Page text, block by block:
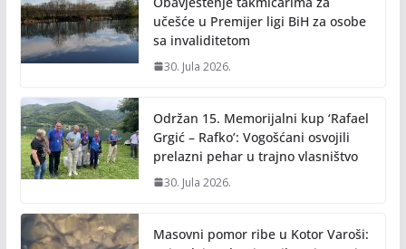
učešće u Premijer ligi BiH za osobe
sa invaliditetom
30. Jula 2026.
Održan 15. Memorijalni kup ‘Rafael
Grgić – Rafko’: Vogošćani osvojili
prelazni pehar u trajno vlasništvo
30. Jula 2026.
Masovni pomor ribe u Kotor Varoši: